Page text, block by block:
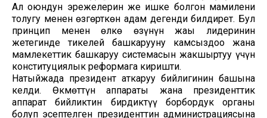
Ал оюндун эрежелерин же ишке болгон мамилени
толугу менен өзгөрткөн адам дегенди билдирет. Бул
принцип менен өлкө өзүнүн жаңы лидеринин
жетегинде тикелей башкарууну камсыздоо жана
мамлекеттик башкаруу системасын жакшыртуу үчүн
конституциялык реформага киришти.
Натыйжада президент аткаруу бийлигинин башына
келди. Өкмөттүн аппараты жана президенттик
аппарат бийликтин бирдиктүү борбордук органы
болуп эсептелген президенттин администрациясына